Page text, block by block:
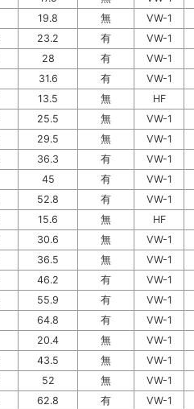
19.8 無
VW-1
23.2 有
VW-1
28 有
VW-1
31.6 有 VW-1
13.5 無
HF
25.5 無
VW-1
29.5 無
VW-1
36.3 有
VW-1
45 有
VW-1
52.8 有 VW-1
15.6 無
HF
30.6 無
VW-1
36.5 無
VW-1
46.2 有
VW-1
55.9 有
VW-1
64.8 有 VW-1
20.4 無
VW-1
43.5 無
VW-1
52 無
VW-1
62.8 有
VW-1